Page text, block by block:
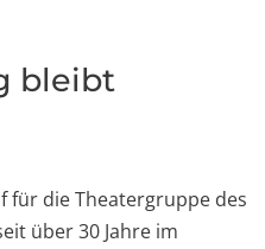
bleibt
für die Theatergruppe des
über 30 Jahre im